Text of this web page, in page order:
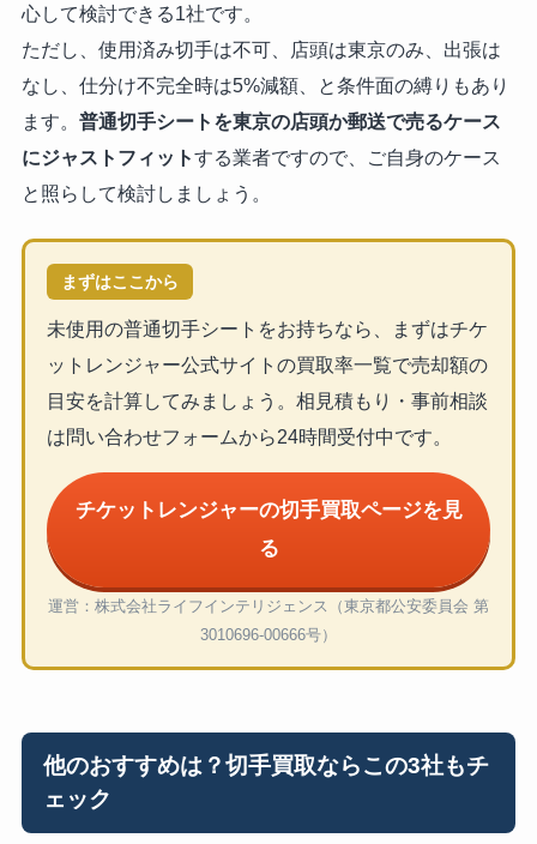
心して検討できる1社です。
ただし、使用済み切手は不可、店頭は東京のみ、出張は
なし、仕分け不完全時は5%減額、と条件面の縛りもあり
ます。 普通切手シートを東京の店頭か郵送で売るケース
にジャストフィットする業者ですので、ご自身のケース
と照らして検討しましょう。
まずはここから
未使用の普通切手シートをお持ちなら、まずはチケ
ットレンジャー公式サイトの買取率一覧で売却額の
目安を計算してみましょう。相見積もり・事前相談
は問い合わせフォームから24時間受付中です。
チケットレンジャーの切手買取ページを見
る
運営：株式会社ライフインテリジェンス（東京都公安委員会 第
3010696-00666号）
他のおすすめは？切手買取ならこの3社もチ
ェック